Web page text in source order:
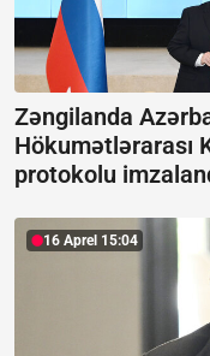
Zəngilanda
Hökumətlərarası
protokolu
16 Aprel 15:04